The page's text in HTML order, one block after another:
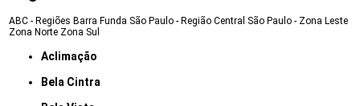
ABC - Regiões Barra Funda São Paulo - Região Central São Paulo - Zona Leste
Zona Norte Zona Sul
Aclimação
Bela Cintra